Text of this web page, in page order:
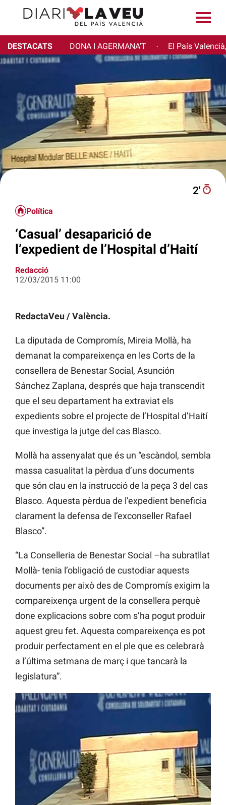
DESTACATS DONA I AGERMANA'T · El País
2′
Política
‘Casual’ desaparició de
l’expedient de l’Hospital d’Haití
Redacció
12/03/2015 11:00
RedactaVeu / València.
La diputada de Compromís, Mireia Mollà, ha
demanat la compareixença en les Corts de la
consellera de Benestar Social, Asunción
Sánchez Zaplana, després que haja transcendit
que el seu departament ha extraviat els
expedients sobre el projecte de l’Hospital d’Haití
que investiga la jutge del cas Blasco.
Mollà ha assenyalat que és un “escàndol, sembla
massa casualitat la pèrdua d’uns documents
que són clau en la instrucció de la peça 3 del cas
Blasco. Aquesta pèrdua de l’expedient beneficia
clarament la defensa de l’exconseller Rafael
Blasco”.
“La Conselleria de Benestar Social –ha subratllat
Mollà- tenia l’obligació de custodiar aquests
documents per això des de Compromís exigim la
compareixença urgent de la consellera perquè
done explicacions sobre com s’ha pogut produir
aquest greu fet. Aquesta compareixença es pot
produir perfectament en el ple que es celebrarà
a l’última setmana de març i que tancarà la
legislatura”.